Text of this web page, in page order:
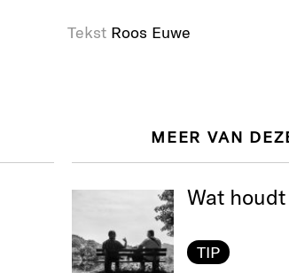
TekstRoos Euwe
MEER VAN
Wat
TIP